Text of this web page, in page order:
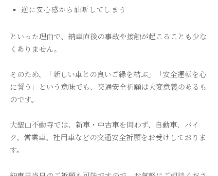
逆に安心感から油断してしまう
といった理由で、納車直後の事故や接触が起こることも少な
くありません。
そのため、「新しい車との良いご縁を結ぶ」「安全運転を心
に誓う」という意味でも、交通安全祈願は大変意義のあるも
のです。
大聖山不動寺では、新車・中古車を問わず、自動車、バイ
ク、営業車、社用車などの交通安全祈願をお受けしておりま
す。